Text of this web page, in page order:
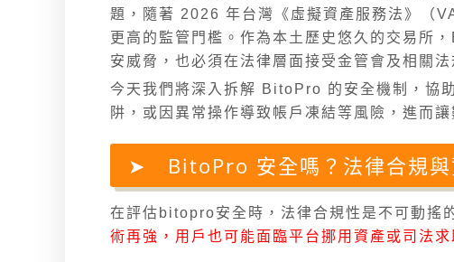
題，隨著 2026 年台灣《虛擬資產服務法》（
更高的監管門檻。作為本土歷史悠久的交易所
安威脅，也必須在法律層面接受金管會及相關法
今天我們將深入拆解 BitoPro 的安全機制，協
阱，或因異常操作導致帳戶凍結等風險，進而
BitoPro 安全嗎？法律合規
在評估bitopro安全時，法律合規性是不可動搖
術再強，用戶也可能面臨平台挪用資產或司法